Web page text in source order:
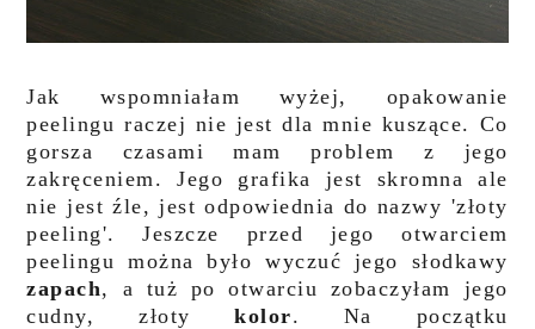
Jak wspomniałam wyżej, opakowanie
peelingu raczej nie jest dla mnie kuszące. Co
gorsza czasami mam problem z jego
zakręceniem. Jego grafika jest skromna ale
nie jest źle, jest odpowiednia do nazwy 'złoty
peeling'. Jeszcze przed jego otwarciem
peelingu można było wyczuć jego słodkawy
zapach, a tuż po otwarciu zobaczyłam jego
cudny, złotykolor. Na początku